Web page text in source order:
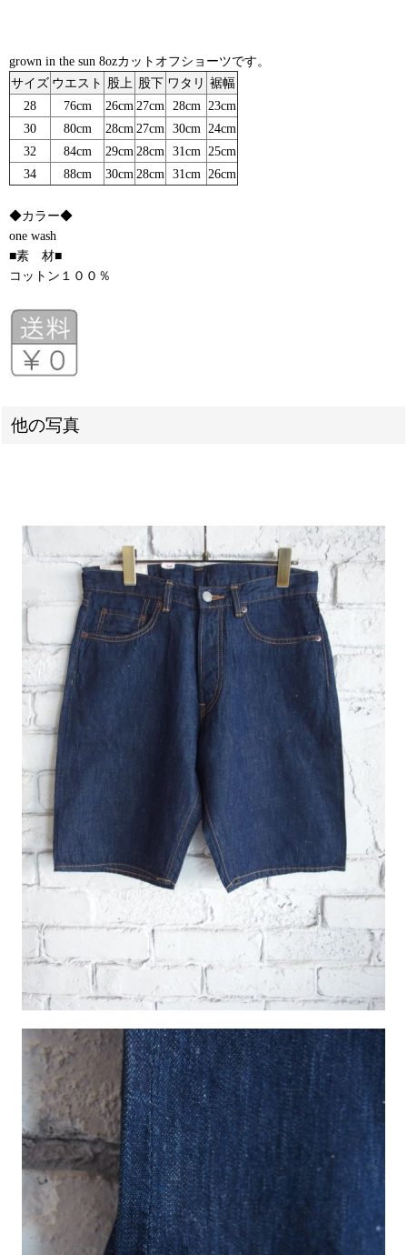
grown in the sun 8ozカットオフショーツです。
サイズ ウエスト 股上 股下 ワタリ 裾幅
28
76cm 26cm 27cm 28cm
23cm
30
80cm 28cm 27cm 30cm
24cm
32
84cm 29cm 28cm 31cm
25cm
34
88cm 30cm 28cm 31cm 26cm
◆カラー◆
one wash
■素 材■
コットン１００％
他の写真